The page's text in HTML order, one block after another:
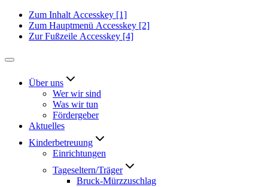
Zum Inhalt Accesskey [1]
Zum Hauptmenü Accesskey [2]
Zur Fußzeile Accesskey [4]
Über uns
Wer wir sind
Was wir tun
Fördergeber
Aktuelles
Kinderbetreuung
Einrichtungen
Tageseltern/Träger
Bruck-Mürzzuschlag